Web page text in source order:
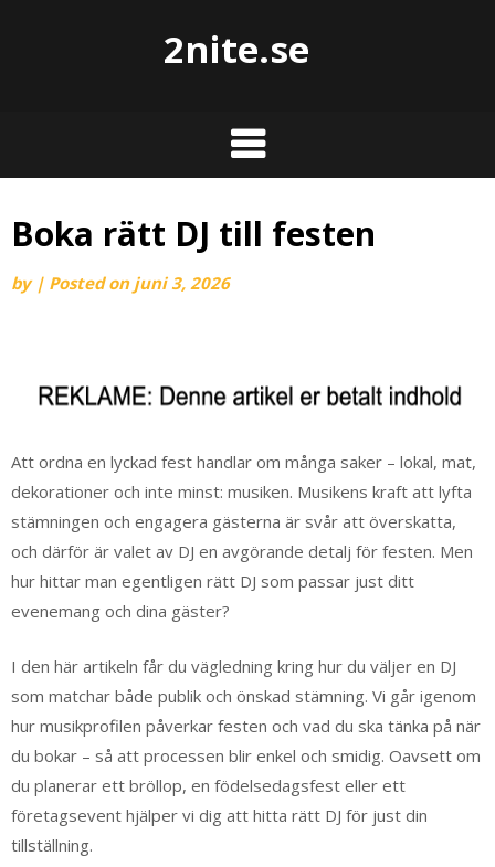
2nite.se
Boka rätt DJ till festen
by | Posted on juni 3, 2026
Att ordna en lyckad fest handlar om många saker – lokal, mat,
dekorationer och inte minst: musiken. Musikens kraft att lyfta
stämningen och engagera gästerna är svår att överskatta,
och därför är valet av DJ en avgörande detalj för festen. Men
hur hittar man egentligen rätt DJ som passar just ditt
evenemang och dina gäster?
I den här artikeln får du vägledning kring hur du väljer en DJ
som matchar både publik och önskad stämning. Vi går igenom
hur musikprofilen påverkar festen och vad du ska tänka på när
du bokar – så att processen blir enkel och smidig. Oavsett om
du planerar ett bröllop, en födelsedagsfest eller ett
företagsevent hjälper vi dig att hitta rätt DJ för just din
tillställning.